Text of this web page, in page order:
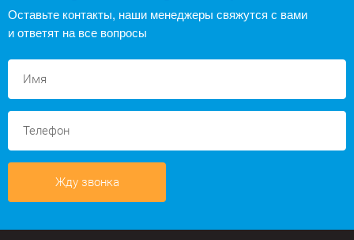
Оставьте контакты, наши менеджеры свяжутся с вами
и ответят на все вопросы
Жду звонка